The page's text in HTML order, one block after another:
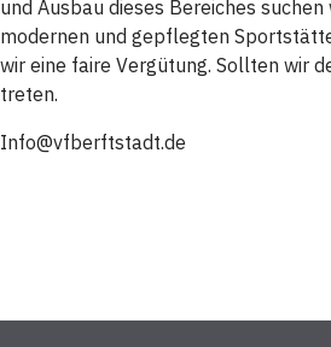
und Ausbau dieses Bereiches
modernen und gepflegten
wir eine faire Vergütung. Sollten wir
treten.
Info@vfberftstadt.de